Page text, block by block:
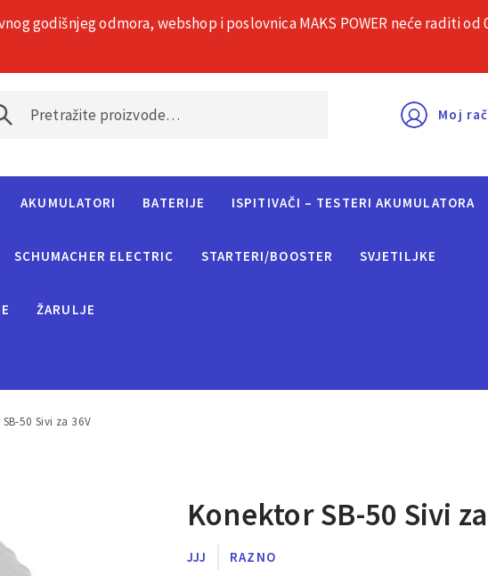
O nama Česta
Moj
AKUMULATORI BATERIJE ISPITIVAČI – TESTERI AKUMULATORA
SCHUMACHER ELECTRIC STARTERI/BOOSTER SVJETILJKE
ŽARULJE
50 Sivi za 36V
Konektor SB-50 Sivi
JJJ RAZNO
godišnjeg odmora, webshop i poslovnica MAKS POWER neće raditi od